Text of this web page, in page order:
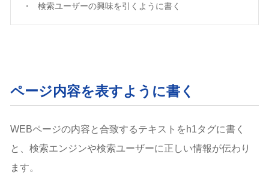
検索ユーザーの興味を引くように書く
ページ内容を表すように書く
WEBページの内容と合致するテキストをh1タグに書く
と、検索エンジンや検索ユーザーに正しい情報が伝わり
ます。